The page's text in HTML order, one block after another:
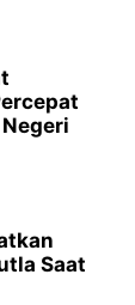
Saat